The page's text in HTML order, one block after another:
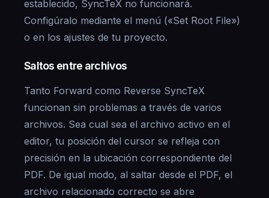
establecido, SyncTeX no funcionará.
Configúralo mediante el menú («Set Root File»)
o en los ajustes de tu proyecto.
Saltos entre archivos
Tanto Forward como Reverse SyncTeX
funcionan sin problemas a través de varios
archivos. Sea cual sea el archivo activo en el
editor, tu posición del cursor se refleja con
precisión en la ubicación correspondiente del
PDF. De igual modo, al saltar desde el PDF, el
archivo relacionado correcto se abre